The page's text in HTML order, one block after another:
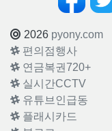
2026 pyony.com
편의점행사
연금복권720+
실시간CCTV
유튜브인급동
플래시카드